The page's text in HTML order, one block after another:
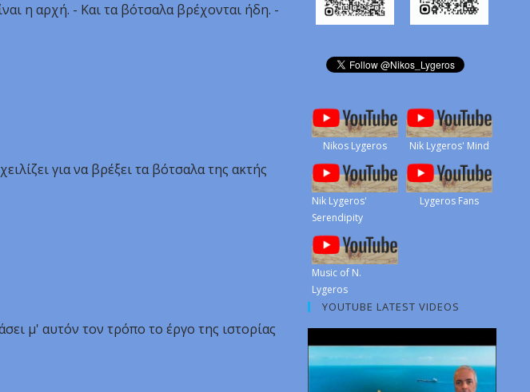
η αρχή. - Και τα βότσαλα βρέχονται ήδη. -
για να βρέξει τα βότσαλα της ακτής
μ' αυτόν τον τρόπο το έργο της ιστορίας
Nikos Lygeros Nik Lygeros' Mind
Nik Lygeros'
Serendipity
Lygeros Fans
Music of N.
Lygeros
YOUTUBE LATEST VIDEOS